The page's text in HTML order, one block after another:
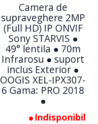
Camera de
supraveghere 2MP
(Full HD) IP ONVIF
Sony STARVIS ●
49° lentila ● 70m
Infrarosu ● suport
inclus Exterior ●
OOGIS XEL-IPX307-
6 Gama: PRO 2018
●
Indisponibil